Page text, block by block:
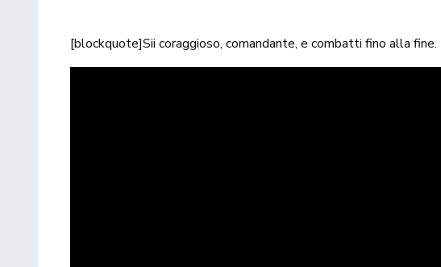
[blockquote]Sii coraggioso, comandante, e combatti fino alla